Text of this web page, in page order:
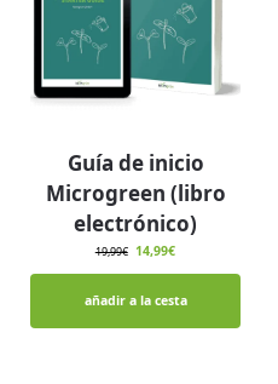
Guía de inicio
Microgreen (libro
electrónico)
19,99€ 14,99€
añadir a la cesta